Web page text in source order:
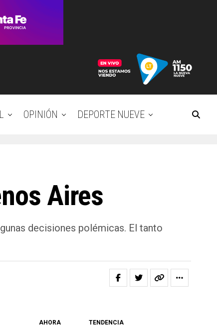
OPINIÓN DEPORTE NUEVE
Aires
decisiones polémicas. El tanto
AHORA TENDENCIA